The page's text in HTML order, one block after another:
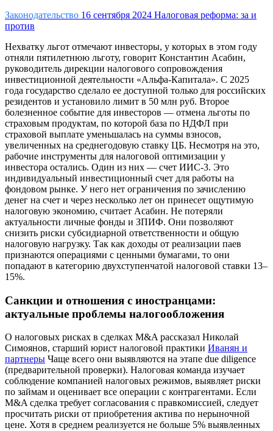
Законодательство 16 сентября 2024 Налоговая реформа: за и
против
Нехватку льгот отмечают инвесторы, у которых в этом году
отняли пятилетнюю льготу, говорит Константин Асабин,
руководитель дирекции налогового сопровождения
инвестиционной деятельности «Альфа-Капитала». С 2025
года государство сделало ее доступной только для российских
резидентов и установило лимит в 50 млн руб. Второе
болезненное событие для инвесторов — отмена льготы по
страховым продуктам, по которой база по НДФЛ при
страховой выплате уменьшалась на суммы взносов,
увеличенных на среднегодовую ставку ЦБ. Несмотря на это,
рабочие инструменты для налоговой оптимизации у
инвестора остались. Один из них — счет ИИС-3. Это
индивидуальный инвестиционный счет для работы на
фондовом рынке. У него нет ограничения по зачислению
денег на счет и через несколько лет он принесет ощутимую
налоговую экономию, считает Асабин. Не потеряли
актуальности личные фонды и ЗПИФ. Они позволяют
снизить риски субсидиарной ответственности и общую
налоговую нагрузку. Так как доходы от реализации паев
признаются операциями с ценными бумагами, то они
попадают в категорию двухступенчатой налоговой ставки 13–
15%.
Санкции и отношения с иностранцами:
актуальные проблемы налогообложения
О налоговых рисках в сделках M&A рассказал Николай
Симоянов, старший юрист налоговой практики Иванян и
партнеры Чаще всего они выявляются на этапе due diligence
(предварительной проверки). Налоговая команда изучает
соблюдение компанией налоговых режимов, выявляет риски
по займам и оценивает все операции с контрагентами. Если
M&A сделка требует согласования с правкомиссией, следует
просчитать риски от приобретения актива по нерыночной
цене. Хотя в среднем реализуется не больше 5% выявленных